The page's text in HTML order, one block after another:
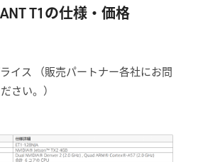
T1の仕様・価格
イス （販売パートナー各社にお問
さい。）